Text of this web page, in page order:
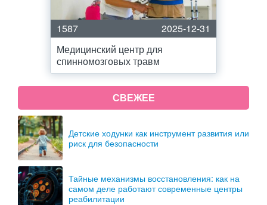
1587
2025-12-31
Медицинский центр для
спинномозговых травм
СВЕЖЕЕ
Детские ходунки как инструмент развития или
риск для безопасности
Тайные механизмы восстановления: как на
самом деле работают современные центры
реабилитации